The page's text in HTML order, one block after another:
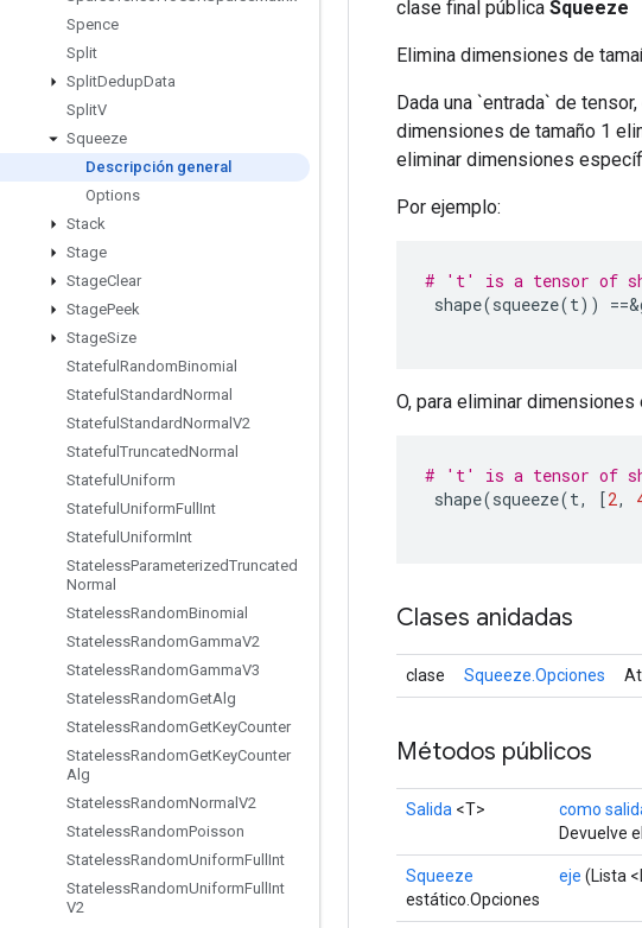
Spence
Split
SplitDedupData
SplitV
Squeeze
Descripción general
Options
Stack
Stage
StageClear
StagePeek
StageSize
Stateful RandomBinomial
Stateful StandardNormal
Stateful StandardNormal V2
Stateful TruncatedNormal
Stateful Uniform
Stateful UniformFull Int
Stateful UniformInt
StatelessParameterizedTruncated
Normal
StatelessRandomBinomial
StatelessRandomGammaV2
StatelessRandomGammaV3
StatelessRandomGetAlg
StatelessRandomGetKeyCounter
StatelessRandomGetKeyCounter
Alg
StatelessRandomNormal V2
StatelessRandomPoisson
StatelessRandomUniformFull Int
StatelessRandomUniformFull Int
V2
clase final pública Squeeze
Elimina dimensiones de
Dada una `entrada` de
dimensiones de tamaño 1
eliminar dimensiones
Por ejemplo:
# 't' is a tensor of
shape(squeeze(t)) ==&
O, para eliminar
# 't' is a tensor of
shape(squeeze(t, [2,
Clases anidadas
clase Squeeze.Opciones
Métodos públicos
Salida <T> como
Devuelve
Squeeze
estático.Opciones
eje (Lista